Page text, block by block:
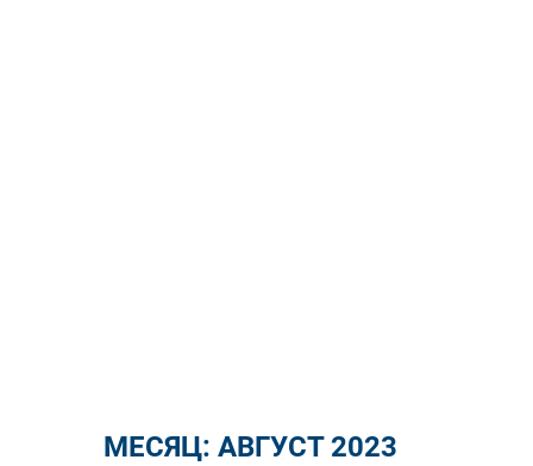
МЕСЯЦ: АВГУСТ 2023